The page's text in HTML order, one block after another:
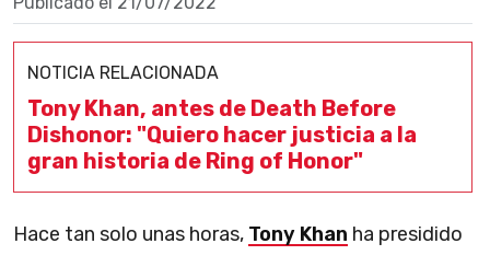
NOTICIA RELACIONADA
Tony Khan, antes de Death Before
Dishonor: "Quiero hacer justicia a la
gran historia de Ring of Honor"
Hace tan solo unas horas, Tony Khan ha presidido